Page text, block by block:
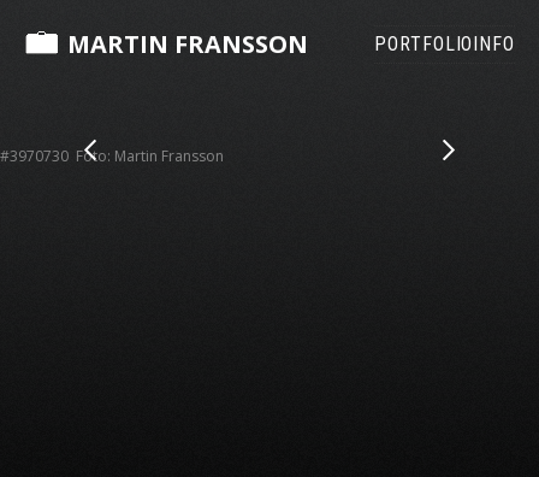
MARTIN FRANSSON PORTFOLIOINFO
#3970730 Foto: Martin Fransson